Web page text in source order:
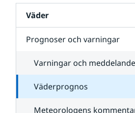
Väder
Prognoser och varningar
Varningar och
Väderprognos
Meteorologens